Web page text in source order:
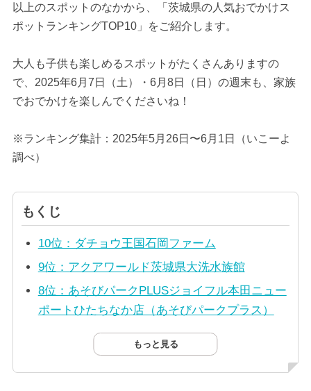
以上のスポットのなかから、「茨城県の人気おでかけス
ポットランキングTOP10」をご紹介します。
大人も子供も楽しめるスポットがたくさんありますの
で、2025年6月7日（土）・6月8日（日）の週末も、家族
でおでかけを楽しんでくださいね！
※ランキング集計：2025年5月26日〜6月1日（いこーよ
調べ）
もくじ
10位：ダチョウ王国石岡ファーム
9位：アクアワールド茨城県大洗水族館
8位：あそびパークPLUSジョイフル本田ニュー
ポートひたちなか店（あそびパークプラス）
もっと見る